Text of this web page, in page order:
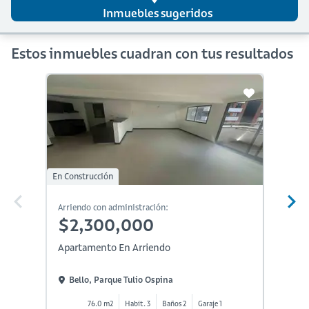
Inmuebles sugeridos
Estos inmuebles cuadran con tus resultados
En Construcción
Arriendo con administración:
$2,300,000
Apartamento En Arriendo
Bello, Parque Tulio Ospina
76.0 m2 Habit. 3 Baños 2 Garaje 1